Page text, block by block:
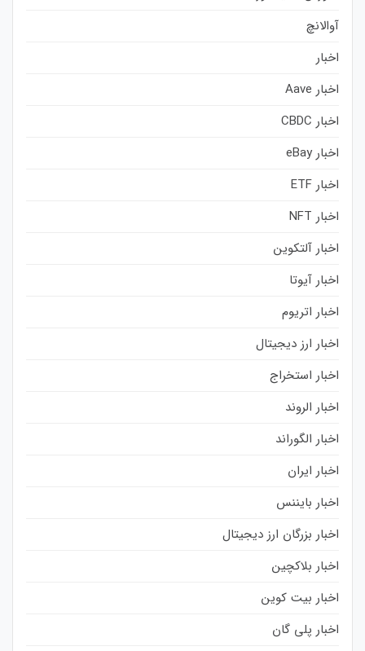
آوالانچ
اخبار
اخبار Aave
اخبار CBDC
اخبار eBay
اخبار ETF
اخبار NFT
اخبار آلتکوین
اخبار آیوتا
اخبار اتریوم
اخبار ارز دیجیتال
اخبار استخراج
اخبار الروند
اخبار الگوراند
اخبار ایران
اخبار بایننس
اخبار بزرگان ارز دیجیتال
اخبار بلاکچین
اخبار بیت کوین
اخبار پلی گان